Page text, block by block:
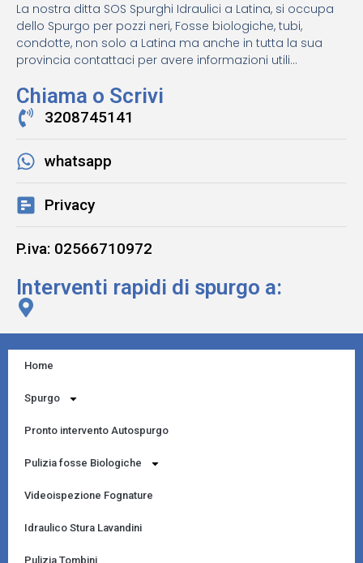
La nostra ditta SOS Spurghi Idraulici a Latina, si occupa
dello Spurgo per pozzi neri, Fosse biologiche, tubi,
condotte, non solo a Latina ma anche in tutta la sua
provincia contattaci per avere informazioni utili...
Chiama o Scrivi
3208745141
whatsapp
Privacy
P.iva: 02566710972
Interventi rapidi di spurgo a:
Home
Spurgo
Pronto intervento Autospurgo
Pulizia fosse Biologiche
Videoispezione Fognature
Idraulico Stura Lavandini
Pulizia Tombini